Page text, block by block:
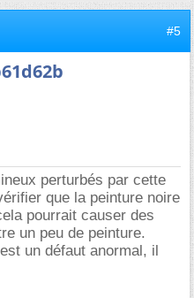
#5
perturbés par cette
que la peinture noire
pourrait causer des
un peu de peinture.
un défaut anormal, il